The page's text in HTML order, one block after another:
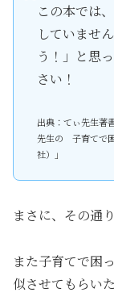
この本では
していませ
う！」と思
さい！
出典：てぃ先生著
先生の 子育てで
社）」
まさに、その通
また子育てで困
似させてもらい